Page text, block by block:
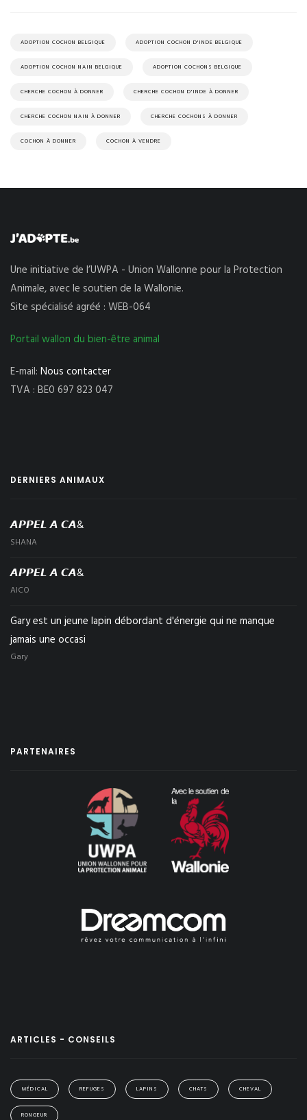
ADOPTION COCHON BELGIQUE ADOPTION COCHON D'INDE BELGIQUE
ADOPTION COCHON NAIN BELGIQUE ADOPTION COCHONS BELGIQUE
CHERCHE COCHON À DONNER CHERCHE COCHON D'INDE À DONNER
CHERCHE COCHON NAIN À DONNER CHERCHE COCHONS À DONNER
COCHON À DONNER COCHON À VENDRE
Une initiative de l’UWPA - Union Wallonne pour la Protection
Animale, avec le soutien de la Wallonie.
Site spécialisé agréé : WEB-064
Portail wallon du bien-être animal
E-mail: Nous contacter
TVA : BE0 697 823 047
DERNIERS ANIMAUX
𝘼𝙋𝙋𝙀𝙇 𝘼 𝘾𝘼&
SHANA
𝘼𝙋𝙋𝙀𝙇 𝘼 𝘾𝘼&
AICO
Gary est un jeune lapin débordant d'énergie qui ne manque
jamais une occasi
Gary
PARTENAIRES
ARTICLES - CONSEILS
MÉDICAL REFUGES LAPINS CHATS CHEVAL
RONGEUR